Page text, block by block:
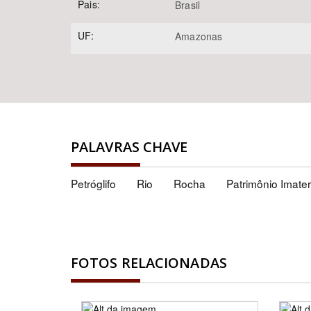
Pais: Brasil
UF: Amazonas
PALAVRAS CHAVE
Petróglifo Rio Rocha Patrimônio
FOTOS RELACIONADAS